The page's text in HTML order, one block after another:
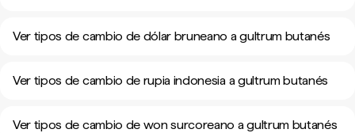
Ver tipos de cambio de dólar bruneano a gultrum butanés
Ver tipos de cambio de rupia indonesia a gultrum butanés
Ver tipos de cambio de won surcoreano a gultrum butanés